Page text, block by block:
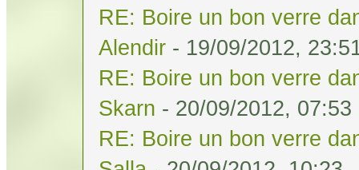
RE: Boire un bon verre
Alendir - 19/09/2012,
RE: Boire un bon verre
Skarn - 20/09/2012, 07:53
RE: Boire un bon verre